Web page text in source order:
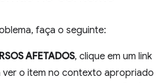
faça o seguinte:
AFETADOS, clique em um link
o item no contexto apropriado